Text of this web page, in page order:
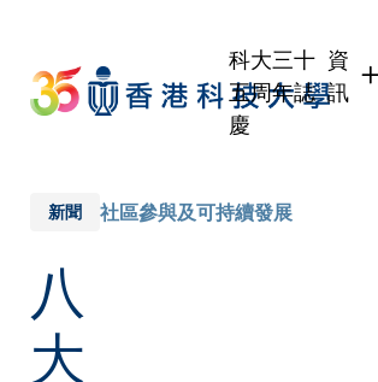
main
content
科大三十
五周年誌
慶
資
訊
新聞 社區參與及可持續發展
八
大